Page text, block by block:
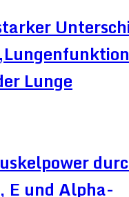
Lunge
E und Alpha-